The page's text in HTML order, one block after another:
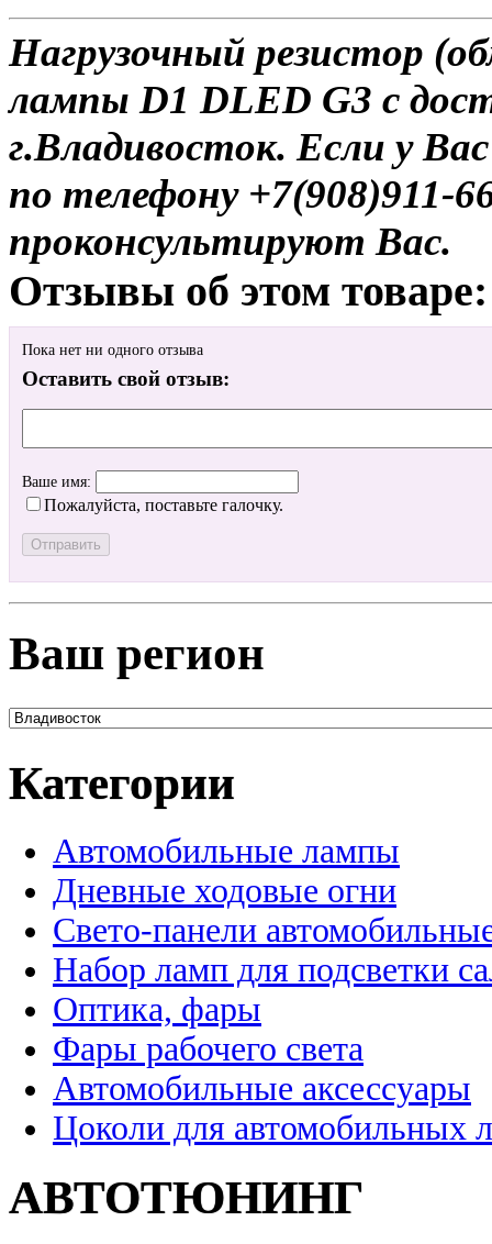
Нагрузочный резистор
лампы D1 DLED G3 с
г.Владивосток. Если у
по телефону
проконсультируют Вас.
Отзывы об этом товаре:
Пока нет ни одного отзыва
Оставить свой отзыв:
Ваше имя:
Пожалуйста, поставьте галочку.
Ваш регион
Категории
Автомобильные лампы
Дневные ходовые огни
Свето-панели
Набор ламп для подсветки
Оптика, фары
Фары рабочего света
Автомобильные аксессуары
Цоколи для автомобильных
АВТОТЮНИНГ